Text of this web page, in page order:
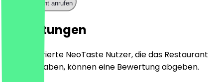
Restaurant anrufen
Bewertungen
Nur registrierte NeoTaste Nutzer, die das Restaurant
besucht haben, können eine Bewertung abgeben.